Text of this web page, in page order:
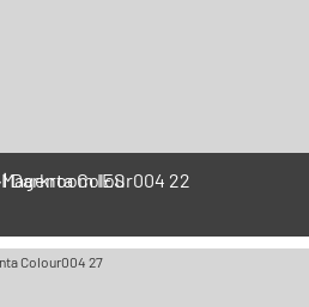
اختبار Darkroom IES